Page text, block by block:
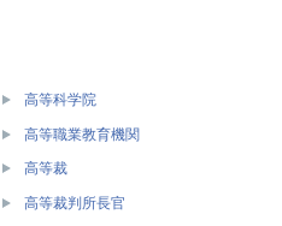
高等科学院
高等職業教育機関
高等裁
高等裁判所長官